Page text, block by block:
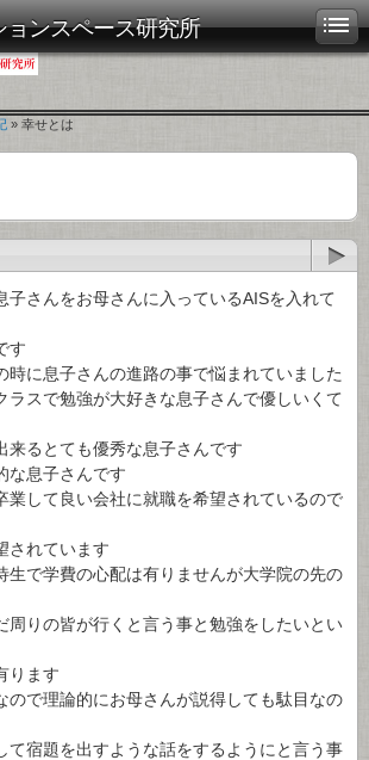
ョンスペース研究所
» 幸せとは
子さんをお母さんに入っているAISを入れて
す
時に息子さんの進路の事で悩まれていました
ラスで勉強が大好きな息子さんで優しいくて
来るとても優秀な息子さんです
な息子さんです
業して良い会社に就職を希望されているので
されています
生で学費の心配は有りませんが大学院の先の
周りの皆が行くと言う事と勉強をしたいとい
ります
ので理論的にお母さんが説得しても駄目なの
て宿題を出すような話をするようにと言う事